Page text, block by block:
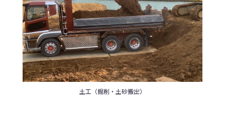
土工（掘削・土砂搬出）